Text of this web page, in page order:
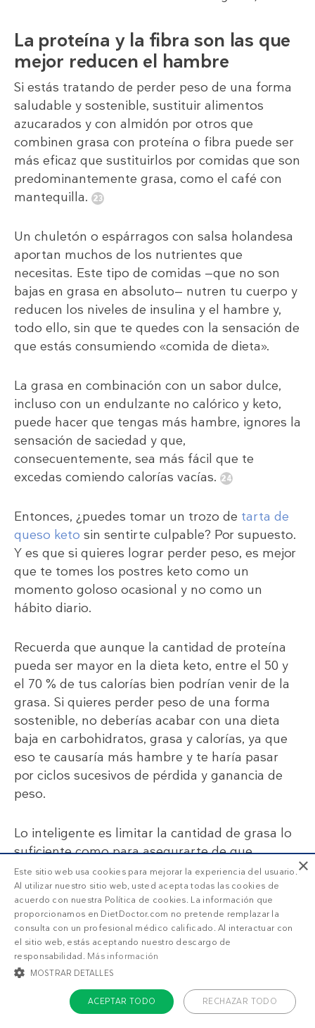
La proteína y la fibra son las que
mejor reducen el hambre
Si estás tratando de perder peso de una forma
saludable y sostenible, sustituir alimentos
azucarados y con almidón por otros que
combinen grasa con proteína o fibra puede ser
más eficaz que sustituirlos por comidas que son
predominantemente grasa, como el café con
mantequilla.
Un chuletón o espárragos con salsa holandesa
aportan muchos de los nutrientes que
necesitas. Este tipo de comidas —que no son
bajas en grasa en absoluto— nutren tu cuerpo y
reducen los niveles de insulina y el hambre y,
todo ello, sin que te quedes con la sensación de
que estás consumiendo «comida de dieta».
La grasa en combinación con un sabor dulce,
incluso con un endulzante no calórico y keto,
puede hacer que tengas más hambre, ignores la
sensación de saciedad y que,
consecuentemente, sea más fácil que te
excedas comiendo calorías vacías.
Entonces, ¿puedes tomar un trozo de tarta de
queso keto sin sentirte culpable? Por supuesto.
Y es que si quieres lograr perder peso, es mejor
que te tomes los postres keto como un
momento goloso ocasional y no como un
hábito diario.
Recuerda que aunque la cantidad de proteína
pueda ser mayor en la dieta keto, entre el 50 y
el 70 % de tus calorías bien podrían venir de la
grasa. Si quieres perder peso de una forma
sostenible, no deberías acabar con una dieta
baja en carbohidratos, grasa y calorías, ya que
eso te causaría más hambre y te haría pasar
por ciclos sucesivos de pérdida y ganancia de
peso.
Lo inteligente es limitar la cantidad de grasa lo
suficiente como para asegurarte de que
quemas la grasa corporal. En cambio, sentir que
no puedes comer nada y que odias lo poco que
comes no es inteligente para nada.
Resumen
Los alimentos proteicos y las verduras
ricas en fibra ralentizan la digestión y
×
Este sitio web usa cookies para mejorar la experiencia del usuario.
Al utilizar nuestro sitio web, usted acepta todas las cookies de
acuerdo con nuestra Política de cookies. La información que
proporcionamos en DietDoctor.com no pretende remplazar la
consulta con un profesional médico calificado. Al interactuar con
el sitio web, estás aceptando nuestro descargo de
responsabilidad. Más información
MOSTRAR DETALLES
ACEPTAR TODO RECHAZAR TODO